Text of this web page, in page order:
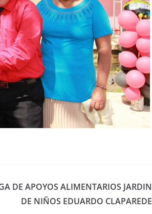
DE APOYOS ALIMENTARIOS JARDIN
DE NIÑOS EDUARDO CLAPAREDE